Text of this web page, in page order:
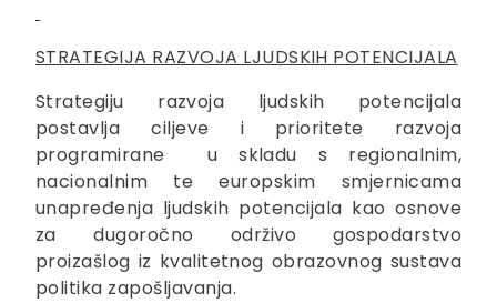
STRATEGIJA RAZVOJA LJUDSKIH POTENCIJALA
Strategiju razvoja ljudskih potencijala
postavlja ciljeve i prioritete razvoja
programirane u skladu s regionalnim,
nacionalnim te europskim smjernicama
unapređenja ljudskih potencijala kao osnove
za dugoročno održivo gospodarstvo
proizašlog iz kvalitetnog obrazovnog sustava
politika zapošljavanja.